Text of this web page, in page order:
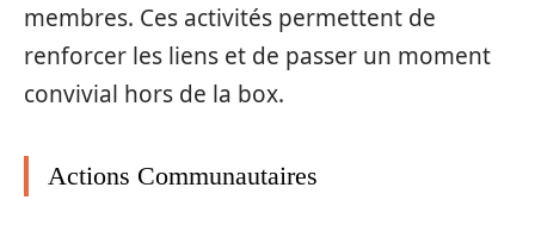
membres. Ces activités permettent de
renforcer les liens et de passer un moment
convivial hors de la box.
Actions Communautaires